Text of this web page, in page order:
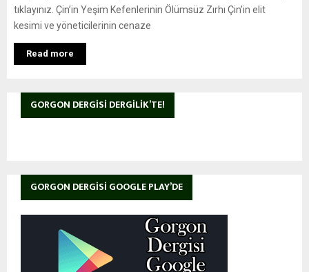
tıklayınız. Çin’in Yeşim Kefenlerinin Ölümsüz Zırhı Çin’in elit
kesimi ve yöneticilerinin cenaze
Read more
GORGON DERGISI DERGILIK’TE!
GORGON DERGISI GOOGLE PLAY’DE